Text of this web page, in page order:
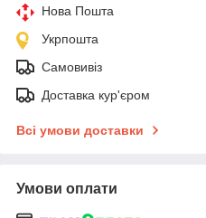
Нова Пошта
Укрпошта
Самовивіз
Доставка кур'єром
Всі умови доставки
Умови оплати